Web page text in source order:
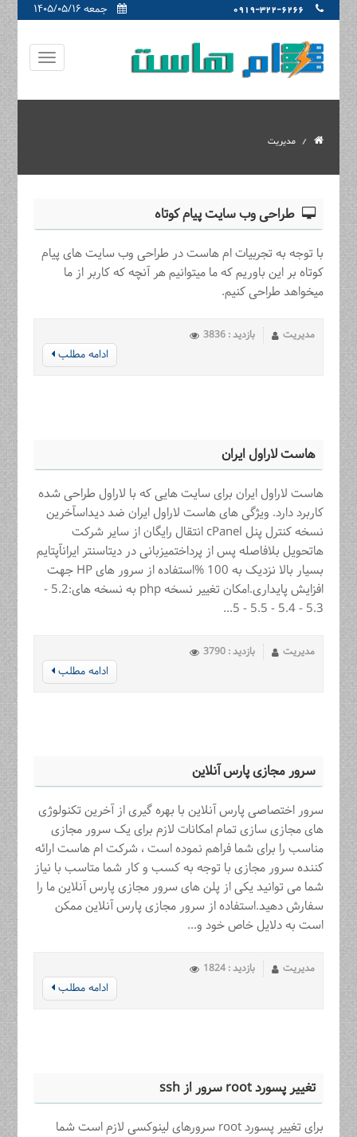
جمعه ۱۴۰۵/۰۵/۱۶ 0919-322-6266
مدیریت
طراحی وب سایت پیام کوتاه
با توجه به تجربیات ام هاست در طراحی وب سایت های پیام
کوتاه بر این باوریم که ما میتوانیم هر آنچه که کاربر از ما
میخواهد طراحی کنیم.
مدیریت بازدید : 3836
ادامه مطلب
هاست لاراول ایران
هاست لاراول ایران برای سایت هایی که با لاراول طراحی شده
کاربرد دارد. ویژگی های هاست لاراول ایران ضد دیداسآخرین
نسخه کنترل پنل cPanel انتقال رايگان از ساير شركت
هاتحویل بلافاصله پس از پرداختمیزبانی در دیتاسنتر ایرانآپتایم
بسیار بالا نزدیک به 100 %استفاده از سرور های HP جهت
افزایش پایداری.امکان تغییر نسخه php به نسخه های:5.2 -
5.3 - 5.4 - 5.5 - 5...
مدیریت بازدید : 3790
ادامه مطلب
سرور مجازی پارس آنلاین
سرور اختصاصی پارس آنلاین با بهره گیری از آخرین تکنولوژی
های مجازی سازی تمام امکانات لازم برای یک سرور مجازی
مناسب را برای شما فراهم نموده است ، شرکت ام هاست ارائه
کننده سرور مجازی با توجه به کسب و کار شما متاسب با نیاز
شما می توانید یکی از پلن های سرور مجازی پارس آنلاین ما را
سفارش دهید.استفاده از سرور مجازی پارس آنلاین ممکن
است به دلایل خاص خود و...
مدیریت بازدید : 1824
ادامه مطلب
تغییر پسورد root سرور از ssh
برای تغییر پسورد root سرورهای لینوکسی لازم است شما